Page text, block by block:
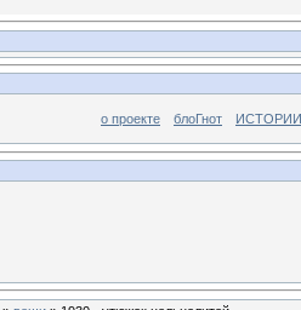
о проекте блоГнот